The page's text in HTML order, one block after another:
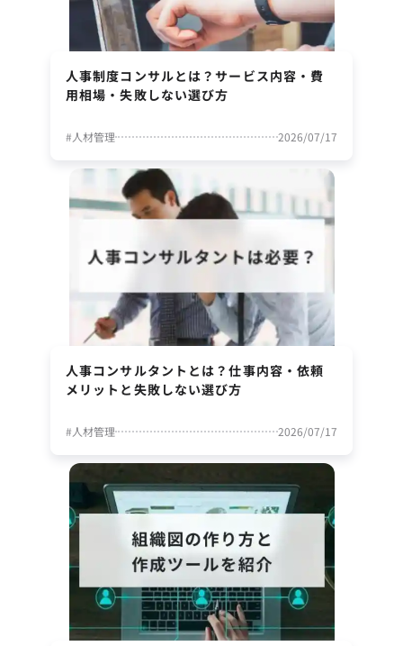
人事制度コンサルとは？サービス内容・費
用相場・失敗しない選び方
#人材管理 2026/07/17
人事コンサルタントとは？仕事内容・依頼
メリットと失敗しない選び方
#人材管理 2026/07/17